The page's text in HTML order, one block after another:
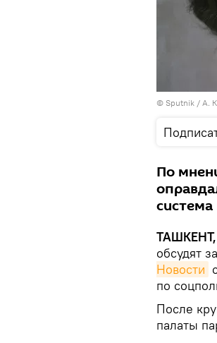
© Sputnik / А.
По
ТАШКЕНТ,
обсудят
Новости
по
После
палаты